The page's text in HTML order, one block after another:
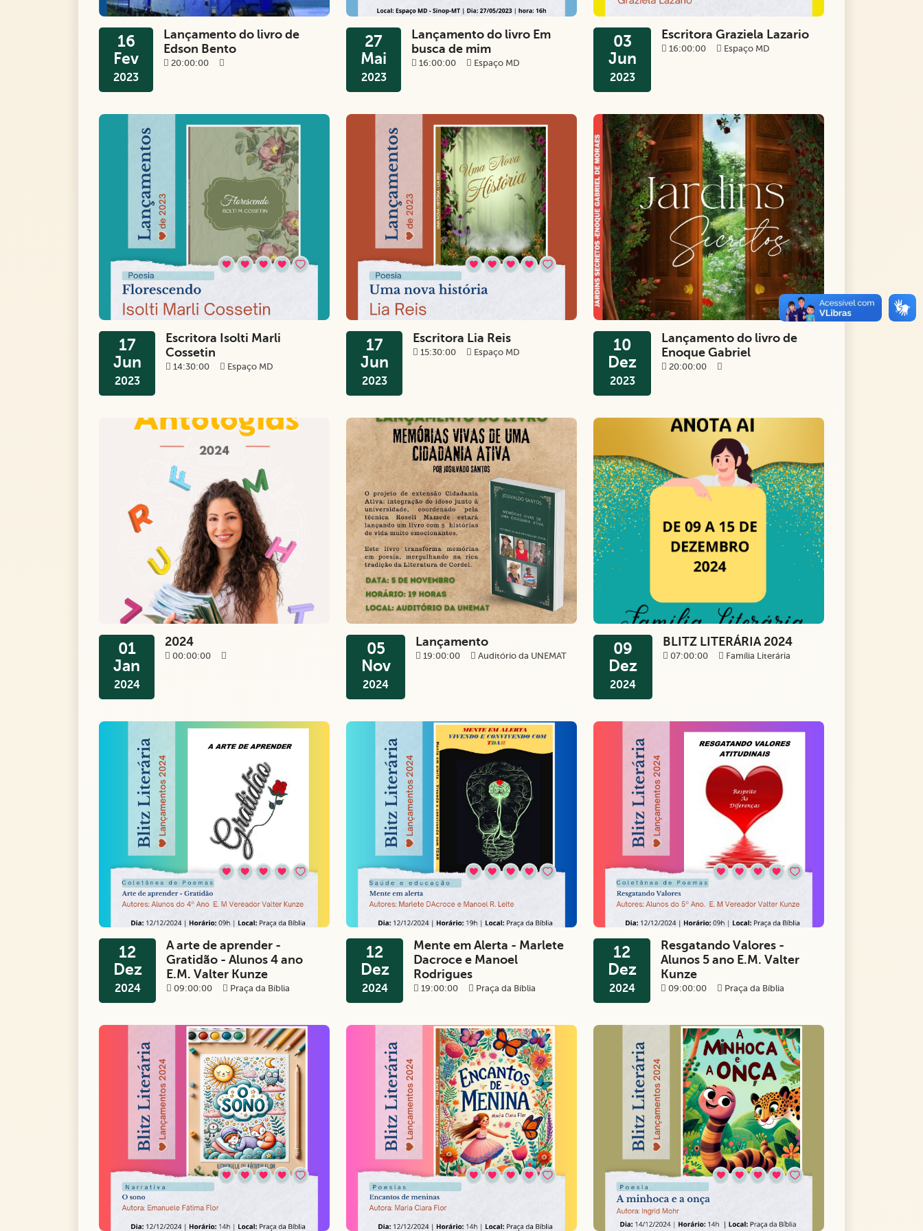
16
Fev
2023
Lançamento do livro de
Edson Bento
20:00:00
27
Mai
2023
Lançamento do livro Em
busca de mim
16:00:00 Espaço MD
03
Jun
2023
Escritora Graziela Lazario
16:00:00 Espaço MD
17
Jun
2023
Escritora Isolti Marli
Cossetin
14:30:00 Espaço MD
17
Jun
2023
Escritora Lia Reis
15:30:00 Espaço MD
10
Dez
2023
Lançamento do livro de
Enoque Gabriel
20:00:00
01
Jan
2024
2024
00:00:00
05
Nov
2024
Lançamento
19:00:00 Auditório da UNEMAT
09
Dez
2024
BLITZ LITERÁRIA 2024
07:00:00 Família Literária
12
Dez
2024
A arte de aprender -
Gratidão - Alunos 4 ano
E.M. Valter Kunze
09:00:00 Praça da Bíblia
12
Dez
2024
Mente em Alerta - Marlete
Dacroce e Manoel
Rodrigues
19:00:00 Praça da Bíblia
12
Dez
2024
Resgatando Valores -
Alunos 5 ano E.M. Valter
Kunze
09:00:00 Praça da Bíblia